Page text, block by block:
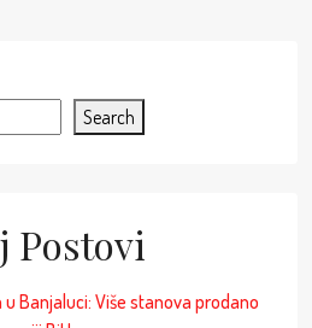
Search
Postovi
Banjaluci: Više stanova prodano